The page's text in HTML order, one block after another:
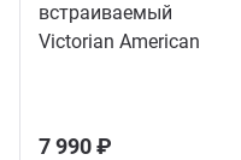
встраиваемый
Victorian American
7 990 ₽